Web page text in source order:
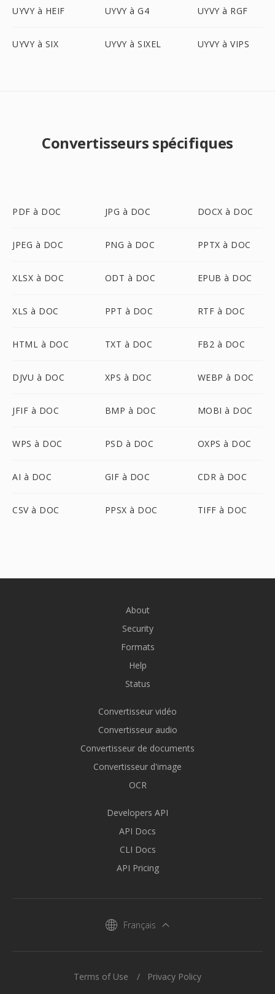
UYVY à HEIF UYVY à G4 UYVY à RGF
UYVY à SIX UYVY à SIXEL UYVY à VIPS
Convertisseurs spécifiques
PDF à DOC JPG à DOC DOCX à DOC
JPEG à DOC PNG à DOC PPTX à DOC
XLSX à DOC ODT à DOC EPUB à DOC
XLS à DOC PPT à DOC RTF à DOC
HTML à DOC TXT à DOC FB2 à DOC
DJVU à DOC XPS à DOC WEBP à DOC
JFIF à DOC BMP à DOC MOBI à DOC
WPS à DOC PSD à DOC OXPS à DOC
AI à DOC GIF à DOC CDR à DOC
CSV à DOC PPSX à DOC TIFF à DOC
About
Security
Formats
Help
Status
Convertisseur vidéo
Convertisseur audio
Convertisseur de documents
Convertisseur d'image
OCR
Developers API
API Docs
CLI Docs
API Pricing
Français
Terms of Use Privacy Policy